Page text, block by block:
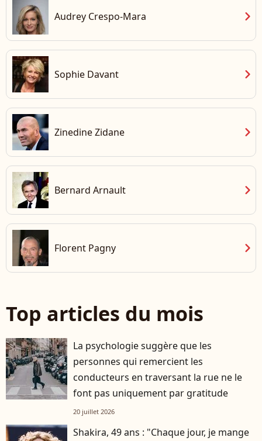
Audrey Crespo-Mara chevron_right
Sophie Davant chevron_right
Zinedine Zidane chevron_right
Bernard Arnault chevron_right
Florent Pagny chevron_right
Top articles du mois
La psychologie suggère que les
personnes qui remercient les
conducteurs en traversant la rue ne le
font pas uniquement par gratitude
20 juillet 2026
Shakira, 49 ans : "Chaque jour, je mange